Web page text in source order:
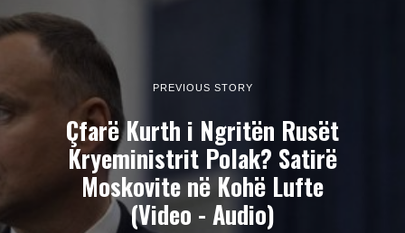
PREVIOUS STORY
Çfarë Kurth i Ngritën Rusët
Kryeministrit Polak? Satirë
Moskovite në Kohë Lufte
(Video - Audio)